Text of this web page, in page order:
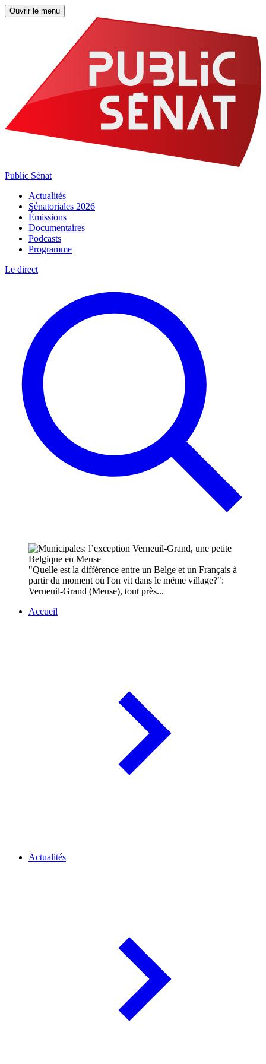
Ouvrir le menu
Public Sénat
Actualités
Sénatoriales 2026
Émissions
Documentaires
Podcasts
Programme
Le direct
"Quelle est la différence entre un Belge et un Français à
partir du moment où l'on vit dans le même village?":
Verneuil-Grand (Meuse), tout près...
Accueil
Actualités